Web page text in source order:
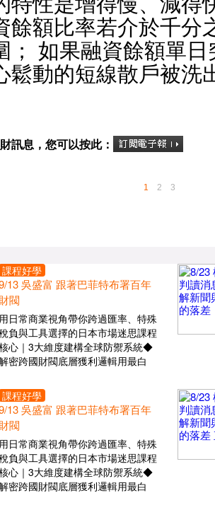
餘額比率若介於千分
； 如果融資餘額單
鬆動的短線散戶被洗
訊息，您可以按此：
1 2 3
課程好學
13 吳盛富 跟著巴菲特布署百年
財閥
用日常商業視角帶你跨過匯率、特殊
負與工具選擇的日本市場迷思課程
心｜3大維度建構全球防禦系統◆
密跨國財閥底層獲利邏輯用最白
課程好學
13 吳盛富 跟著巴菲特布署百年
財閥
用日常商業視角帶你跨過匯率、特殊
負與工具選擇的日本市場迷思課程
心｜3大維度建構全球防禦系統◆
密跨國財閥底層獲利邏輯用最白